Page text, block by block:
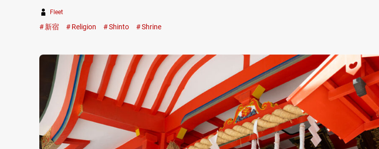
Fleet
新宿 Religion Shinto Shrine